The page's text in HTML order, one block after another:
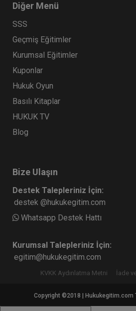
Diğer Menü
SSS
Geçmiş Eğitimler
Kurumsal Eğitimler
Kuponlar
Hukuk Oyun
Basılı Kitaplar
HUKUK TV
Blog
Bize Ulaşın
Destek Talepleriniz İçin:
destek @hukukegitim.com
Whatsapp Destek Hattı
Kurumsal Talepleriniz İçin:
egitim@hukukegitim.com
KVKK Aydınlatma Metni İade
Copyright ©2018 | Hukukegitim.com